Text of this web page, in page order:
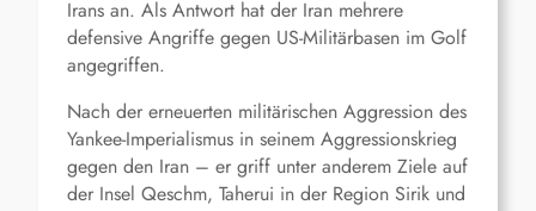
Irans an. Als Antwort hat der Iran mehrere
defensive Angriffe gegen US-Militärbasen im Golf
angegriffen.
Nach der erneuerten militärischen Aggression des
Yankee-Imperialismus in seinem Aggressionskrieg
gegen den Iran – er griff unter anderem Ziele auf
der Insel Qeschm, Taherui in der Region Sirik und